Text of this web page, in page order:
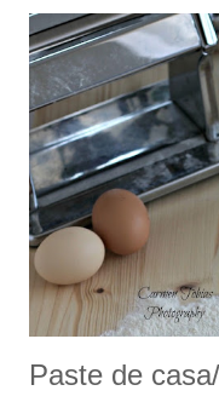
e
ț
i
u
n
c
o
m
e
n
t
a
r
i
uPaste de